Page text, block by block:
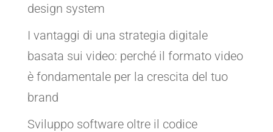
design system
I vantaggi di una strategia digitale
basata sui video: perché il formato video
è fondamentale per la crescita del tuo
brand
Sviluppo software oltre il codice